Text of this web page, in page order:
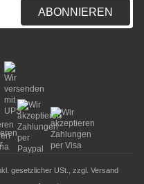
ABONNIEREN
gesetzlicher USt., zzgl. Versand